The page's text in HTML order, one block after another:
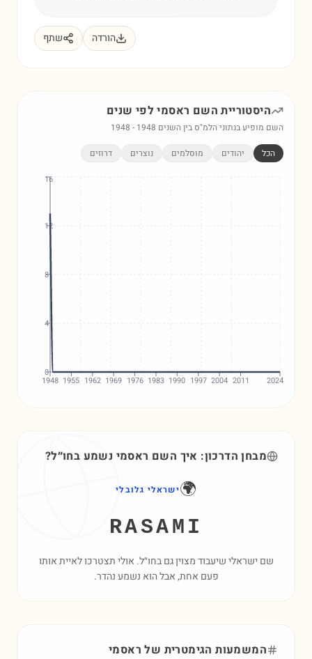
הורדה שתף
היסטוריית השם ראסמילפי שנים
השם מופיע בנתוני הלמ"ס בין השנים 1948 - 1948
הכל יהודים מוסלמים נוצרים דרוזים
1948 1955 1962 1969 1976 1983 1990 1997 2004 2011 2024
0
4
8
12
16
מבחן הדרכון: איך השם ראסמי נשמע בחו״ל?
🌍ישראלי גלובלי
RASAMI
שם ישראלי שיעבוד מצוין גם בחו״ל. אולי תצטרכו לאיית אותו
פעם אחת, אבל הוא נשמע נהדר.
המשמעות הגימטרית של ראסמי